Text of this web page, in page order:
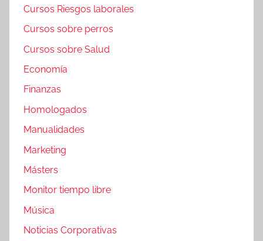
Cursos Riesgos laborales
Cursos sobre perros
Cursos sobre Salud
Economía
Finanzas
Homologados
Manualidades
Marketing
Másters
Monitor tiempo libre
Música
Noticias Corporativas